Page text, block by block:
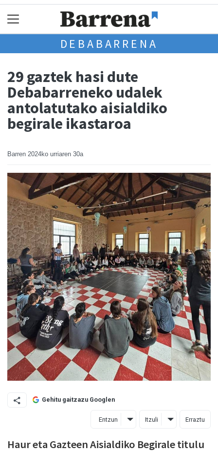
DEBABARRENA
29 gaztek hasi dute
Debabarreneko udalek
antolatutako aisialdiko
begirale ikastaroa
Barren 2024ko urriaren 30a
Gehitu gaitzazu Googlen
Entzun Itzuli Erraztu
Haur eta Gazteen Aisialdiko Begirale titulu